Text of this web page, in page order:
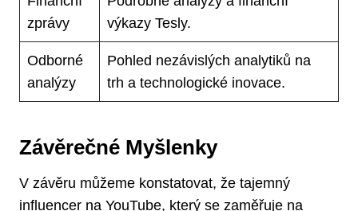
zprávy
výkazy Tesly.
Odborné
analýzy
Pohled nezávislých analytiků na
trh a technologické inovace.
Závěrečné Myšlenky
V závěru můžeme konstatovat, že tajemný
influencer na YouTube, který se zaměřuje na